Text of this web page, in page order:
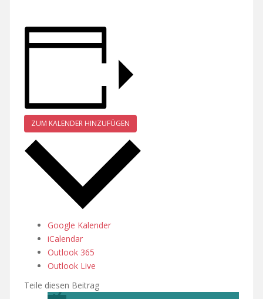
ZUM KALENDER HINZUFÜGEN
Google Kalender
iCalendar
Outlook 365
Outlook Live
Teile diesen Beitrag